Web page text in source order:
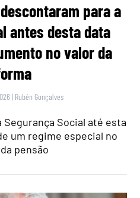
para a
antes desta data
no valor da
| Rubén Gonçalves
Social até esta
um regime especial no
pensão